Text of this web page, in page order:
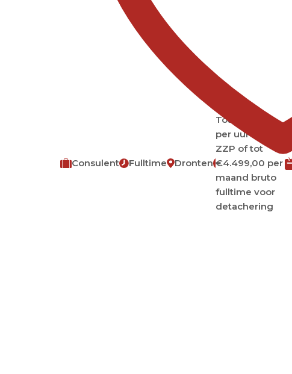
Consulent Fulltime Dronten €
Tot €70,00
per uur voor
ZZP of tot
€4.499,00 per
maand bruto
fulltime voor
detachering